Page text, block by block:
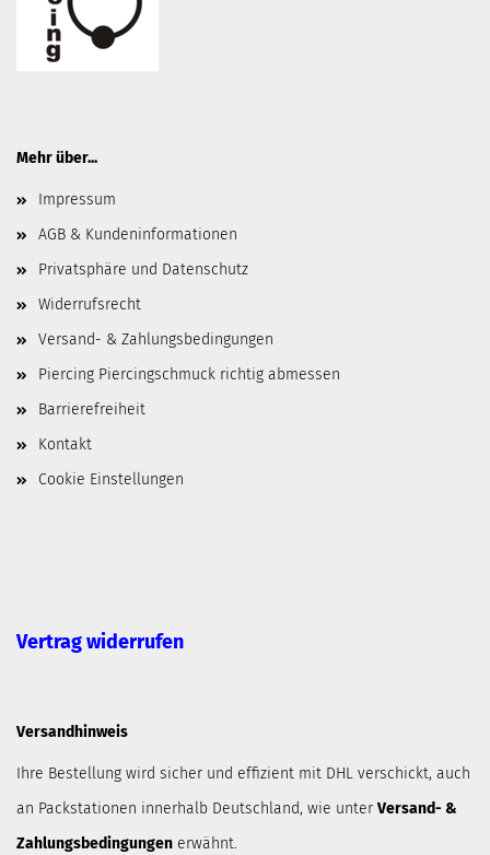
Mehr über...
Impressum
AGB & Kundeninformationen
Privatsphäre und Datenschutz
Widerrufsrecht
Versand- & Zahlungsbedingungen
Piercing Piercingschmuck richtig abmessen
Barrierefreiheit
Kontakt
Cookie Einstellungen
Vertrag widerrufen
Versandhinweis
Ihre Bestellung wird sicher und effizient mit DHL verschickt, auch
an Packstationen innerhalb Deutschland, wie unter Versand- &
Zahlungsbedingungen erwähnt.